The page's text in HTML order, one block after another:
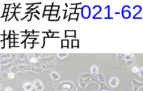
联系电话021-
推荐产品